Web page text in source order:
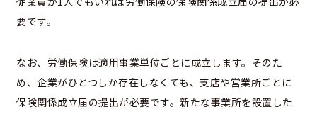
要です。
なお、労働保険は適用事業単位ごとに成立します。そのた
め、企業がひとつしか存在しなくても、支店や営業所ごとに
保険関係成立届の提出が必要です。新たな事業所を設置した